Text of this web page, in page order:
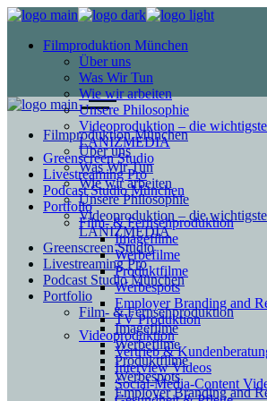
Filmproduktion München
Über uns
Was Wir Tun
Wie wir arbeiten
Unsere Philosophie
Videoproduktion – die
LANIZMEDIA
Greenscreen Studio
Livestreaming Pro
Podcast Studio München
Portfolio
Film- & Fernsehproduktion
Imagefilme
Werbefilme
Produktfilme
Werbespots
Employer Branding and
TV Produktion
Videoproduktion
Vertrieb &
Interview Videos
Social-Media-Content
Filmproduktion München
Über uns
Was Wir Tun
Wie wir arbeiten
Unsere Philosophie
Videoproduktion – die
LANIZMEDIA
Greenscreen Studio
Livestreaming Pro
Podcast Studio München
Portfolio
Film- & Fernsehproduktion
Imagefilme
Werbefilme
Produktfilme
Werbespots
Employer Branding and